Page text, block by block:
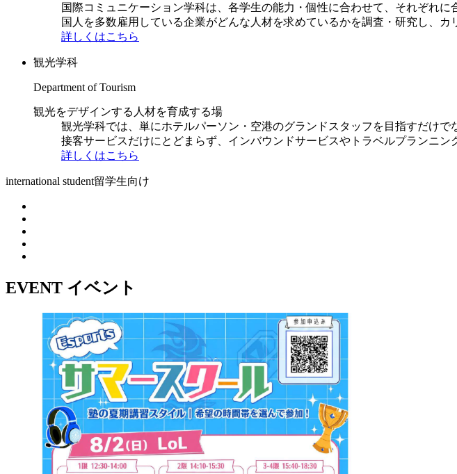
国際コミュニケーション学科は、各学生の能力・個性に合わせて、それぞれ
国人を多数雇用している企業がどんな人材を求めているかを調査・研究し、カ
詳しくはこちら
観光学科
Department of Tourism
観光をデザインする人材を育成する場
観光学科では、単にホテルパーソン・空港のグランドスタッフを目指すだけ
接客サービスだけにとどまらず、インバウンドサービスやトラベルプランニ
詳しくはこちら
international student留学生向け
EVENT イベント